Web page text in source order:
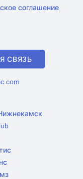
соглашение
СВЯЗЬ